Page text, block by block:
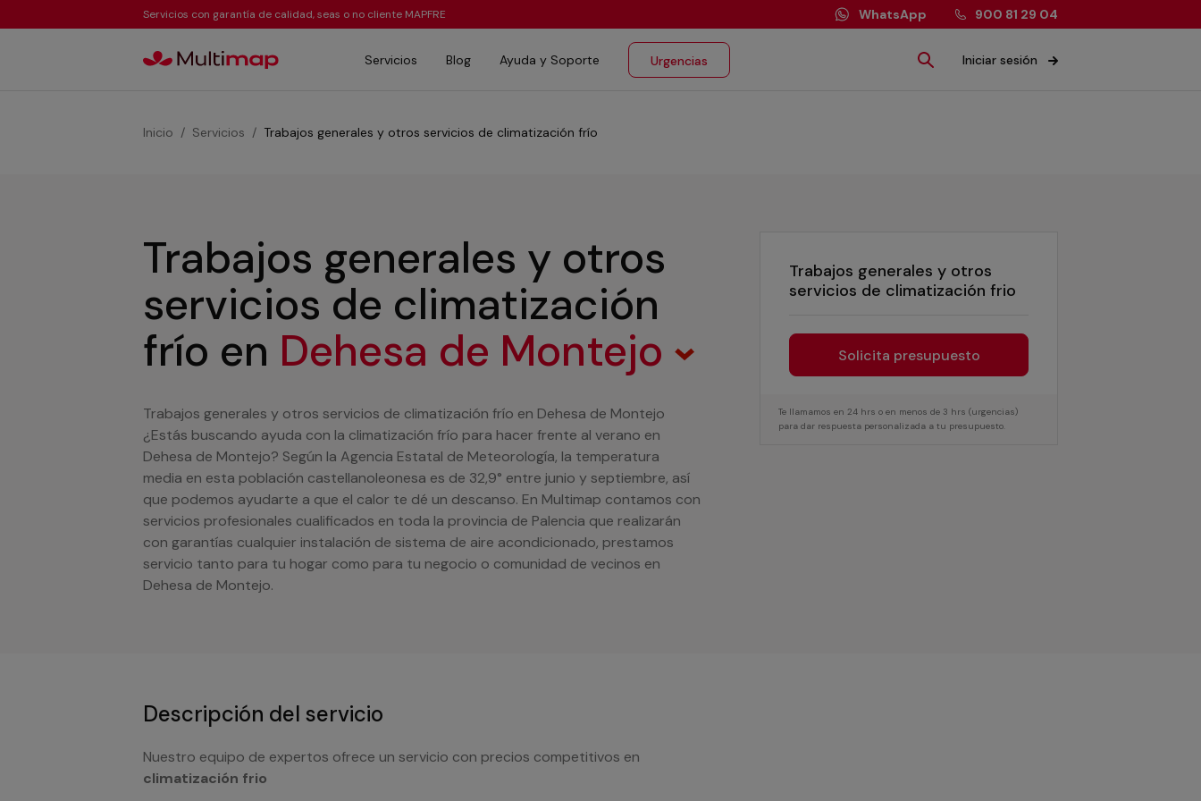
Servicios con garantía de calidad, seas o no cliente MAPFRE WhatsApp 900 81 29 04
Servicios Blog Ayuda y Soporte Urgencias Iniciar sesión
Inicio Servicios Trabajos generales y otros servicios de climatización frío
Trabajos generales y otros
servicios de climatización frio
Solicita presupuesto
Te llamamos en 24 hrs o en menos de 3 hrs (urgencias)
para dar respuesta personalizada a tu presupuesto.
Trabajos generales y otros
servicios de climatización
frío en Dehesa de Montejo
Trabajos generales y otros servicios de climatización frío en Dehesa de Montejo
¿Estás buscando ayuda con la climatización frío para hacer frente al verano en
Dehesa de Montejo? Según la Agencia Estatal de Meteorología, la temperatura
media en esta población castellanoleonesa es de 32,9° entre junio y septiembre, así
que podemos ayudarte a que el calor te dé un descanso. En Multimap contamos con
servicios profesionales cualificados en toda la provincia de Palencia que realizarán
con garantías cualquier instalación de sistema de aire acondicionado, prestamos
servicio tanto para tu hogar como para tu negocio o comunidad de vecinos en
Dehesa de Montejo.
Descripción del servicio
Nuestro equipo de expertos ofrece un servicio con precios competitivos en
climatización frio